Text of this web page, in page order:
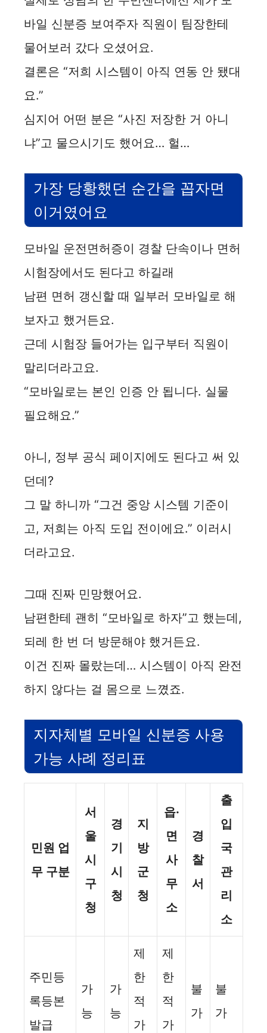
바일 신분증 보여주자 직원이 팀장한테
물어보러 갔다 오셨어요.
결론은 “저희 시스템이 아직 연동 안 됐대
요.”
심지어 어떤 분은 “사진 저장한 거 아니
냐”고 물으시기도 했어요… 헐…
가장 당황했던 순간을 꼽자면
이거였어요
모바일 운전면허증이 경찰 단속이나 면허
시험장에서도 된다고 하길래
남편 면허 갱신할 때 일부러 모바일로 해
보자고 했거든요.
근데 시험장 들어가는 입구부터 직원이
말리더라고요.
“모바일로는 본인 인증 안 됩니다. 실물
필요해요.”
아니, 정부 공식 페이지에도 된다고 써 있
던데?
그 말 하니까 “그건 중앙 시스템 기준이
고, 저희는 아직 도입 전이에요.” 이러시
더라고요.
그때 진짜 민망했어요.
남편한테 괜히 “모바일로 하자”고 했는데,
되레 한 번 더 방문해야 했거든요.
이건 진짜 몰랐는데… 시스템이 아직 완전
하지 않다는 걸 몸으로 느꼈죠.
지자체별 모바일 신분증 사용
가능 사례 정리표
민원 업
무 구분
서
울
시
구
청
경
기
시
청
지
방
군
청
읍·
면
사
무
소
경
찰
서
출
입
국
관
리
소
주민등
록등본
발급
가
능
가
능
제
한
적
가
제
한
적
가
불
가
불
가